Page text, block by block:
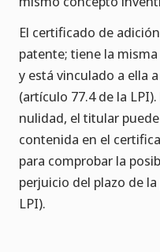
El certificado de
patente; tiene la
y está vinculado a ella
(artículo 77.4 de la
nulidad, el titular
contenida en el
para comprobar la
perjuicio del plazo de
LPI).